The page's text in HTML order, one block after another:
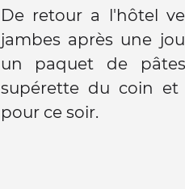
De retour a l'hôtel
jambes après une
un paquet de
supérette du coin
pour ce soir.